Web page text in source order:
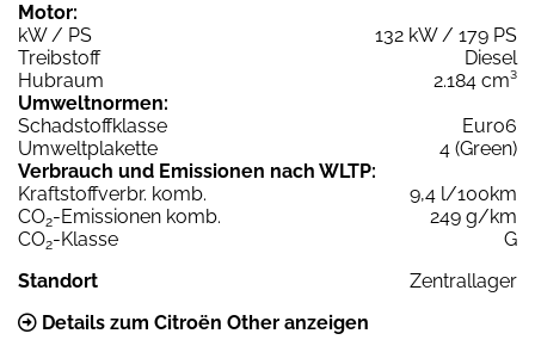
Motor:
kW / PS
132 kW / 179 PS
Treibstoff
Diesel
Hubraum
2.184 cm³
Umweltnormen:
Schadstoffklasse
Euro6
Umweltplakette
4 (Green)
Verbrauch und Emissionen nach WLTP:
Kraftstoffverbr. komb.
9,4 l/100km
CO2-Emissionen komb.
249 g/km
CO2-Klasse
G
Standort
Zentrallager
Details zum Citroën Other anzeigen